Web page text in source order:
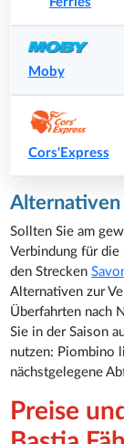
Moby
Cors'Express
Alternativen
Sollten Sie am
Verbindung für
den Strecken
Alternativen zur
Überfahrten nach
Sie in der Saison
nutzen: Piombino
nächstgelegene
Preise